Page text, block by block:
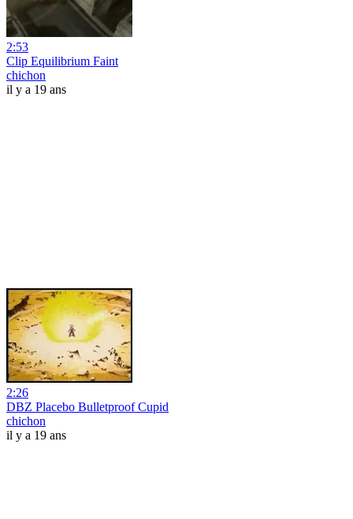
2:53
Clip Equilibrium Faint
chichon
il y a 19 ans
2:26
DBZ Placebo Bulletproof Cupid
chichon
il y a 19 ans